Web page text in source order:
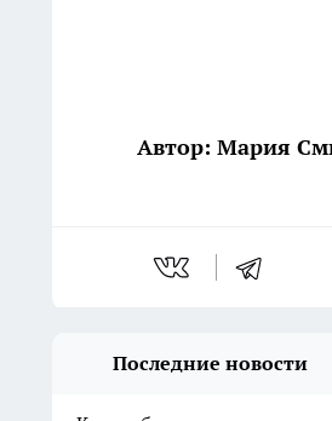
Автор: Мария
Последние новости